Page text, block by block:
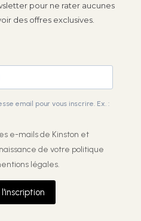
pour ne rater aucunes
des offres exclusives.
email pour vous inscrire. Ex. :
e-mails de Kinston et
de votre politique
légales.